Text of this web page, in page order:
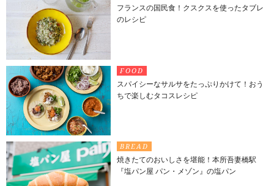
フランスの国民食！クスクスを使ったタブレ
のレシピ
FOOD
スパイシーなサルサをたっぷりかけて！おう
ちで楽しむタコスレシピ
BREAD
焼きたてのおいしさを堪能！本所吾妻橋駅
『塩パン屋 パン・メゾン』の塩パン